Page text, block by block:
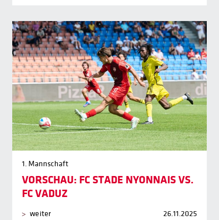
1. Mannschaft
VORSCHAU: FC STADE NYONNAIS VS.
FC VADUZ
weiter 26.11.2025